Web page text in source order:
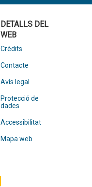
DETALLS DEL
WEB
Crèdits
Contacte
Avís legal
Protecció de
dades
Accessibilitat
Mapa web